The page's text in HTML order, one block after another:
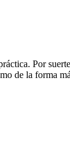
Por
de la forma